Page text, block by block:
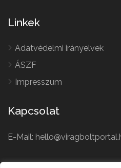
Linkek
Adatvédelmi irányelvek
ÁSZF
Impresszum
Kapcsolat
E-Mail: